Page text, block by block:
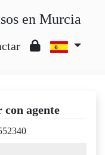
en Murcia
agente